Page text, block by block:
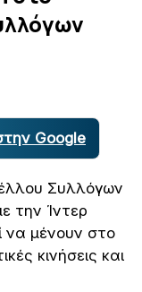
Google
Συλλόγων
την Ίντερ
να μένουν στο
κινήσεις και